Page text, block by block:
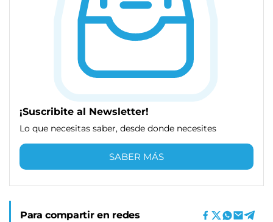
¡Suscribite al Newsletter!
Lo que necesitas saber, desde donde necesites
SABER MÁS
Para compartir en redes